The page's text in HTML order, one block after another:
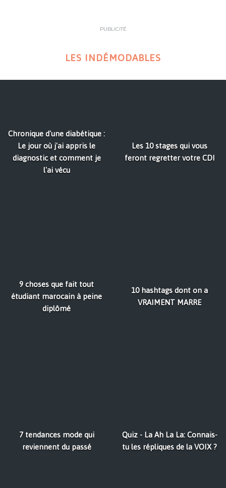
PUBLICITÉ
LES INDÉMODABLES
Chronique d'une diabétique :
Le jour où j'ai appris le
diagnostic et comment je
l'ai vécu
Les 10 stages qui vous
feront regretter votre CDI
9 choses que fait tout
étudiant marocain à peine
diplômé
10 hashtags dont on a
VRAIMENT MARRE
7 tendances mode qui
reviennent du passé
Quiz - La Ah La La: Connais-
tu les répliques de la VOIX ?